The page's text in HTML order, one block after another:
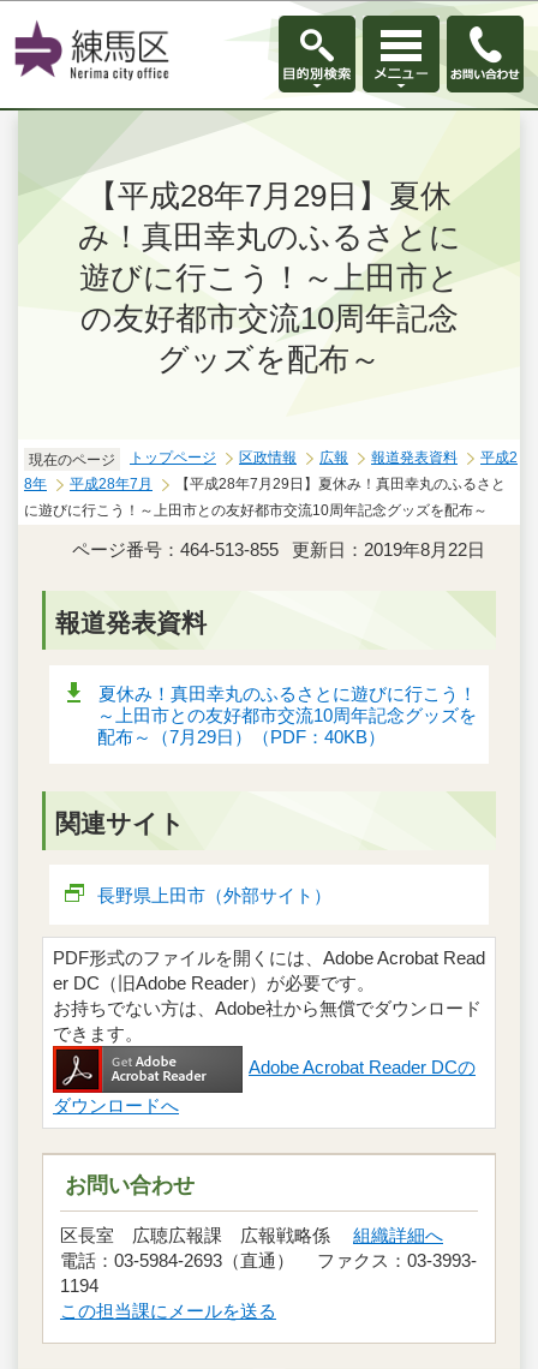
このページの本文へ移動
【平成28年7月29日】夏休
み！真田幸丸のふるさとに
遊びに行こう！～上田市と
の友好都市交流10周年記念
グッズを配布～
現在のページ トップページ 区政情報 広報 報道発表資料
平成2
8年
平成28年7月
【平成28年7月29日】夏休み！真田幸丸のふるさと
に遊びに行こう！～上田市との友好都市交流10周年記念グッズを配布～
ページ番号：464-513-855 更新日：2019年8月22日
報道発表資料
夏休み！真田幸丸のふるさとに遊びに行こう！
～上田市との友好都市交流10周年記念グッズを
配布～（7月29日）（PDF：40KB）
関連サイト
長野県上田市（外部サイト）
PDF形式のファイルを開くには、Adobe Acrobat Read
er DC（旧Adobe Reader）が必要です。
お持ちでない方は、Adobe社から無償でダウンロード
できます。
Adobe Acrobat Reader DCの
ダウンロードへ
お問い合わせ
区長室 広聴広報課 広報戦略係 組織詳細へ
電話：03-5984-2693（直通） ファクス：03-3993-
1194
この担当課にメールを送る